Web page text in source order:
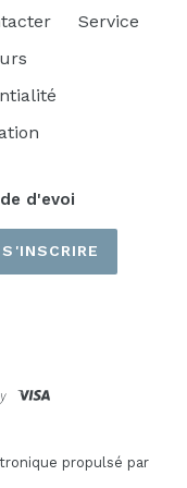
Service
d'evoi
S'INSCRIRE
propulsé par